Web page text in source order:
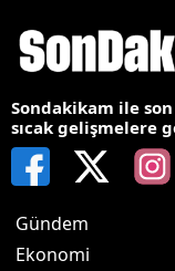
Sondakikam ile
sıcak gelişmelere
Gündem
Ekonomi